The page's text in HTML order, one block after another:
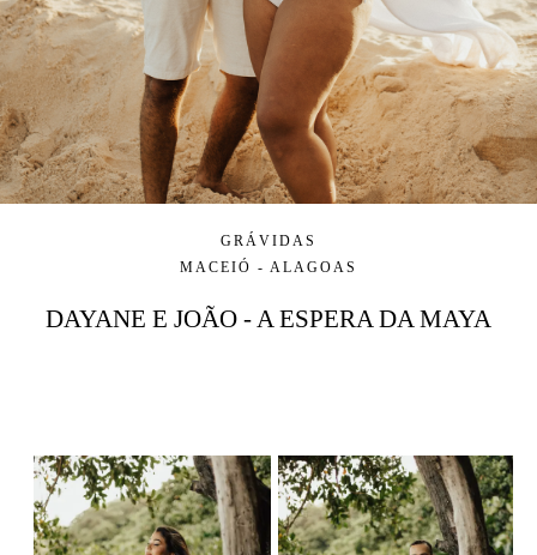
GRÁVIDAS
MACEIÓ - ALAGOAS
DAYANE E JOÃO - A ESPERA DA MAYA